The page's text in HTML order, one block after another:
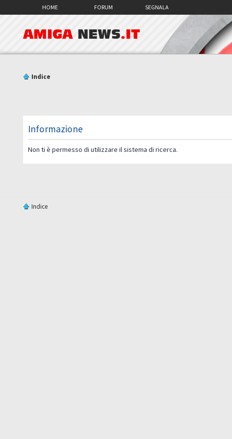
HOME FORUM SEGNALA
AMIGA NEWS.IT
Indice
Informazione
Non ti è permesso di utilizzare il sistema di ricerca.
Indice